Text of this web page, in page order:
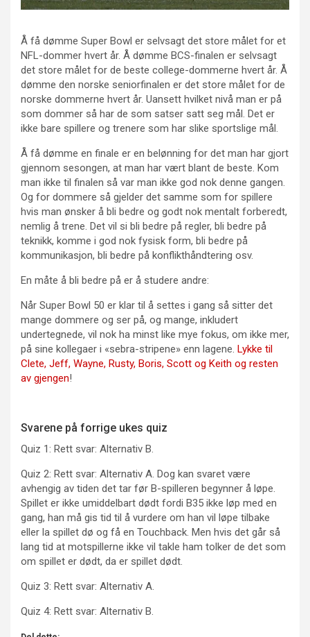
Å få dømme Super Bowl er selvsagt det store målet for et
NFL-dommer hvert år. Å dømme BCS-finalen er selvsagt
det store målet for de beste college-dommerne hvert år. Å
dømme den norske seniorfinalen er det store målet for de
norske dommerne hvert år. Uansett hvilket nivå man er på
som dommer så har de som satser satt seg mål. Det er
ikke bare spillere og trenere som har slike sportslige mål.
Å få dømme en finale er en belønning for det man har gjort
gjennom sesongen, at man har vært blant de beste. Kom
man ikke til finalen så var man ikke god nok denne gangen.
Og for dommere så gjelder det samme som for spillere
hvis man ønsker å bli bedre og godt nok mentalt forberedt,
nemlig å trene. Det vil si bli bedre på regler, bli bedre på
teknikk, komme i god nok fysisk form, bli bedre på
kommunikasjon, bli bedre på konflikthåndtering osv.
En måte å bli bedre på er å studere andre:
Når Super Bowl 50 er klar til å settes i gang så sitter det
mange dommere og ser på, og mange, inkludert
undertegnede, vil nok ha minst like mye fokus, om ikke mer,
på sine kollegaer i «sebra-stripene» enn lagene. Lykke til
Clete, Jeff, Wayne, Rusty, Boris, Scott og Keith og resten
av gjengen!
Svarene på forrige ukes quiz
Quiz 1: Rett svar: Alternativ B.
Quiz 2: Rett svar: Alternativ A. Dog kan svaret være
avhengig av tiden det tar før B-spilleren begynner å løpe.
Spillet er ikke umiddelbart dødt fordi B35 ikke løp med en
gang, han må gis tid til å vurdere om han vil løpe tilbake
eller la spillet dø og få en Touchback. Men hvis det går så
lang tid at motspillerne ikke vil takle ham tolker de det som
om spillet er dødt, da er spillet dødt.
Quiz 3: Rett svar: Alternativ A.
Quiz 4: Rett svar: Alternativ B.